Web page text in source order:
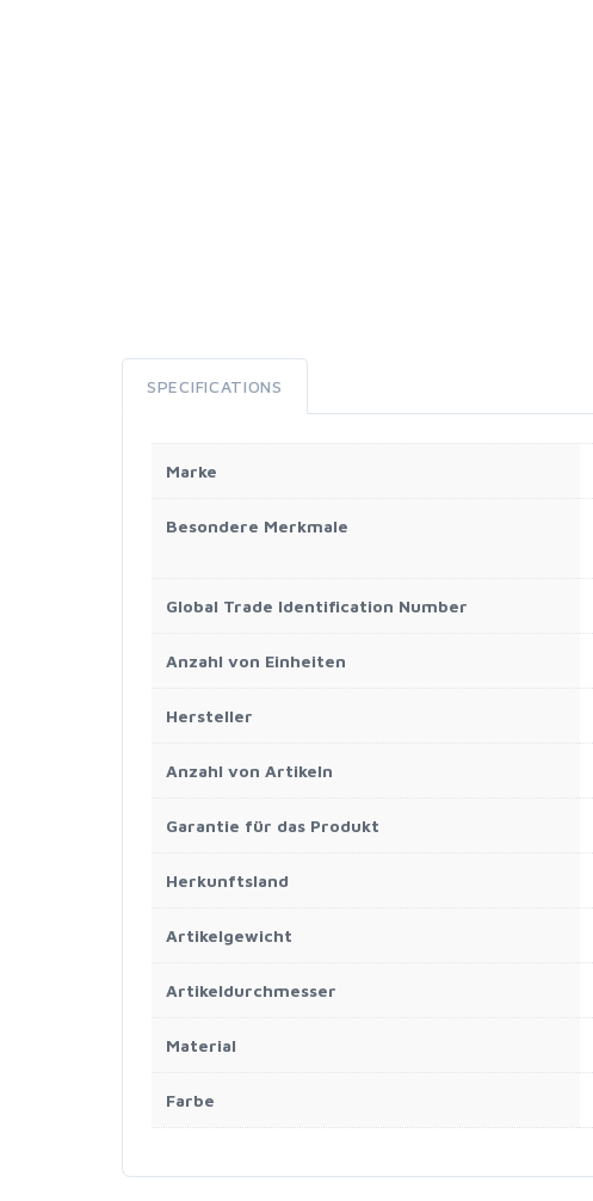
SPECIFICATIONS
Marke
Besondere Merkmale
Global Trade Identification Number
Anzahl von Einheiten
Hersteller
Anzahl von Artikeln
Garantie für das Produkt
Herkunftsland
Artikelgewicht
Artikeldurchmesser
Material
Farbe